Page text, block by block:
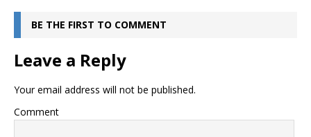
BE THE FIRST TO COMMENT
Leave a Reply
Your email address will not be published.
Comment